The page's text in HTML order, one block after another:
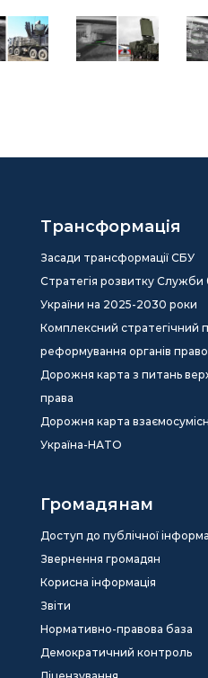
Трансформація
Засади трансформації СБУ
Стратегія розвитку Служби
України на 2025-2030 роки
Комплексний стратегічний
реформування органів
Дорожня карта з питань
права
Дорожня карта
Україна-НАТО
Громадянам
Доступ до публічної
Звернення громадян
Корисна інформація
Звіти
Нормативно-правова база
Демократичний контроль